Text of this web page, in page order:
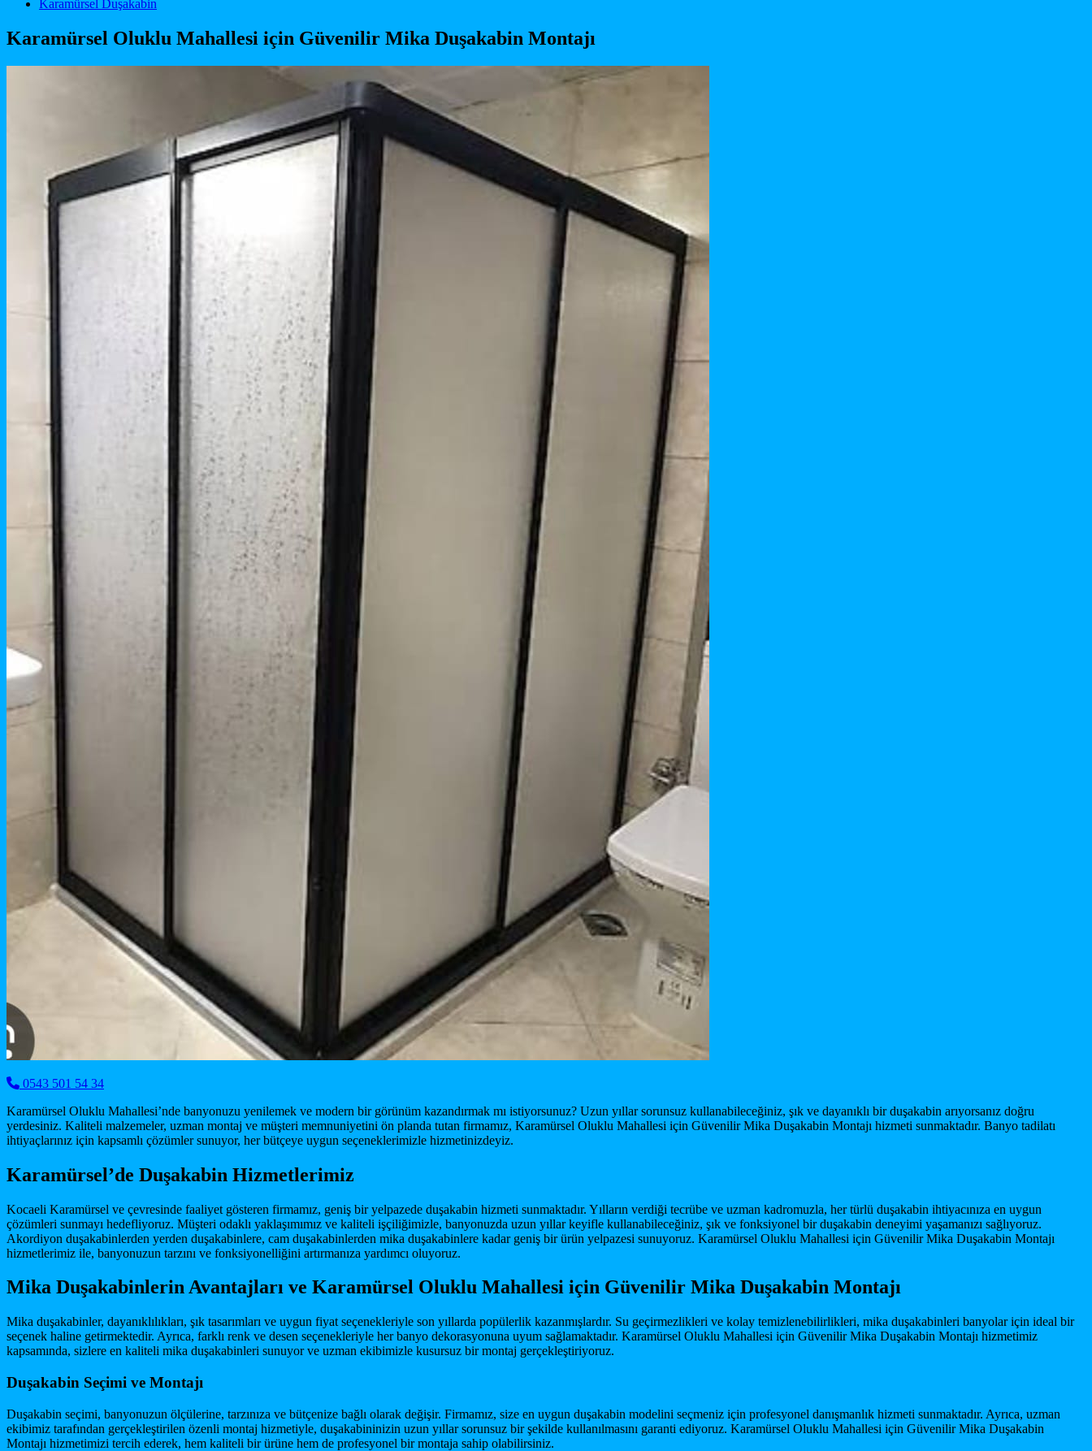
Main Navigation
Karamürsel Duşakabin
Karamürsel Oluklu Mahallesi için Güvenilir Mika Duşakabin Montajı
0543 501 54 34
Karamürsel Oluklu Mahallesi’nde banyonuzu yenilemek ve modern bir görünüm kazandırmak mı istiyorsunuz? Uzun yıllar sorunsuz kullanabileceğiniz, şık ve dayanıklı bir duşakabin arıyorsanız doğru
yerdesiniz. Kaliteli malzemeler, uzman montaj ve müşteri memnuniyetini ön planda tutan firmamız, Karamürsel Oluklu Mahallesi için Güvenilir Mika Duşakabin Montajı hizmeti sunmaktadır. Banyo tadilatı
ihtiyaçlarınız için kapsamlı çözümler sunuyor, her bütçeye uygun seçeneklerimizle hizmetinizdeyiz.
Karamürsel’de Duşakabin Hizmetlerimiz
Kocaeli Karamürsel ve çevresinde faaliyet gösteren firmamız, geniş bir yelpazede duşakabin hizmeti sunmaktadır. Yılların verdiği tecrübe ve uzman kadromuzla, her türlü duşakabin ihtiyacınıza en uygun
çözümleri sunmayı hedefliyoruz. Müşteri odaklı yaklaşımımız ve kaliteli işçiliğimizle, banyonuzda uzun yıllar keyifle kullanabileceğiniz, şık ve fonksiyonel bir duşakabin deneyimi yaşamanızı sağlıyoruz.
Akordiyon duşakabinlerden yerden duşakabinlere, cam duşakabinlerden mika duşakabinlere kadar geniş bir ürün yelpazesi sunuyoruz. Karamürsel Oluklu Mahallesi için Güvenilir Mika Duşakabin Montajı
hizmetlerimiz ile, banyonuzun tarzını ve fonksiyonelliğini artırmanıza yardımcı oluyoruz.
Mika Duşakabinlerin Avantajları ve Karamürsel Oluklu Mahallesi için Güvenilir Mika Duşakabin Montajı
Mika duşakabinler, dayanıklılıkları, şık tasarımları ve uygun fiyat seçenekleriyle son yıllarda popülerlik kazanmışlardır. Su geçirmezlikleri ve kolay temizlenebilirlikleri, mika duşakabinleri banyolar için ideal bir
seçenek haline getirmektedir. Ayrıca, farklı renk ve desen seçenekleriyle her banyo dekorasyonuna uyum sağlamaktadır. Karamürsel Oluklu Mahallesi için Güvenilir Mika Duşakabin Montajı hizmetimiz
kapsamında, sizlere en kaliteli mika duşakabinleri sunuyor ve uzman ekibimizle kusursuz bir montaj gerçekleştiriyoruz.
Duşakabin Seçimi ve Montajı
Duşakabin seçimi, banyonuzun ölçülerine, tarzınıza ve bütçenize bağlı olarak değişir. Firmamız, size en uygun duşakabin modelini seçmeniz için profesyonel danışmanlık hizmeti sunmaktadır. Ayrıca, uzman
ekibimiz tarafından gerçekleştirilen özenli montaj hizmetiyle, duşakabininizin uzun yıllar sorunsuz bir şekilde kullanılmasını garanti ediyoruz. Karamürsel Oluklu Mahallesi için Güvenilir Mika Duşakabin
Montajı hizmetimizi tercih ederek, hem kaliteli bir ürüne hem de profesyonel bir montaja sahip olabilirsiniz.